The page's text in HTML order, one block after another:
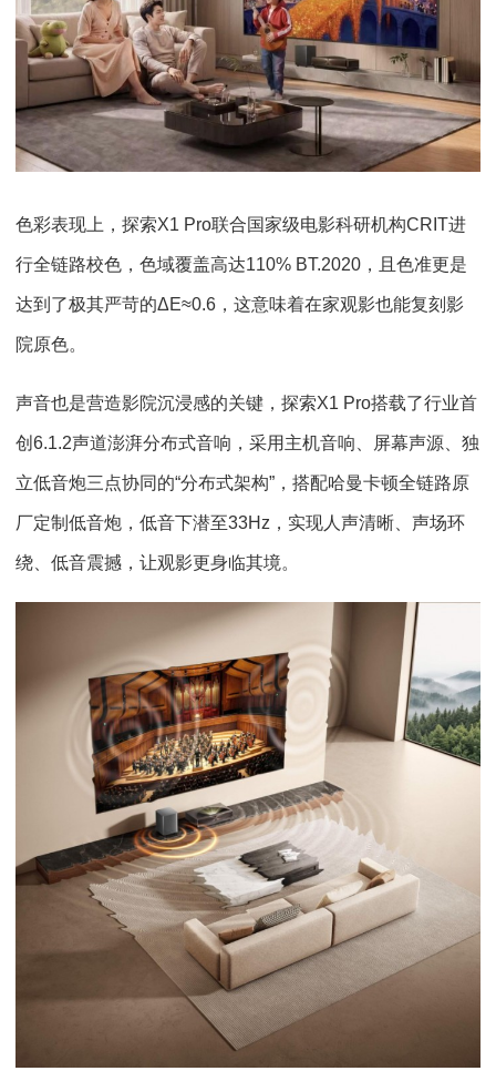
色彩表现上，探索X1 Pro联合国家级电影科研机构CRIT进
行全链路校色，色域覆盖高达110% BT.2020，且色准更是
达到了极其严苛的ΔE≈0.6，这意味着在家观影也能复刻影
院原色。
声音也是营造影院沉浸感的关键，探索X1 Pro搭载了行业首
创6.1.2声道澎湃分布式音响，采用主机音响、屏幕声源、独
立低音炮三点协同的“分布式架构”，搭配哈曼卡顿全链路原
厂定制低音炮，低音下潜至33Hz，实现人声清晰、声场环
绕、低音震撼，让观影更身临其境。